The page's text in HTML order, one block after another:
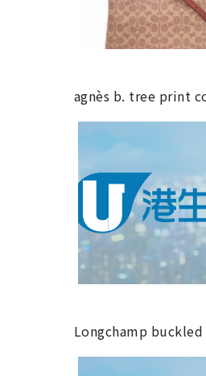
agnès b. tree print
Longchamp